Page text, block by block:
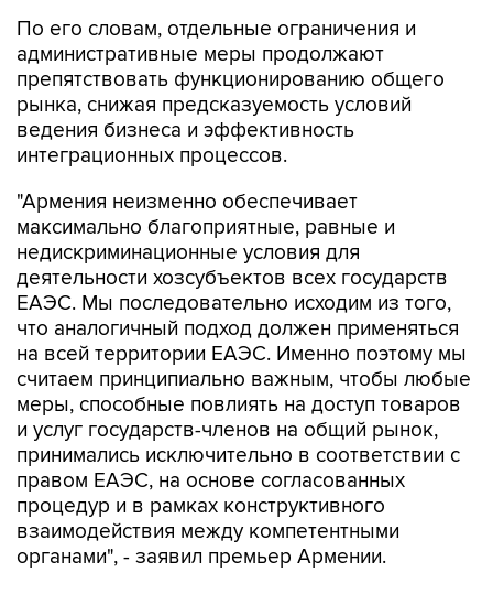
препятствовать функционированию общего
рынка, снижая предсказуемость условий
ведения бизнеса и эффективность
интеграционных процессов.
"Армения неизменно обеспечивает
недискриминационные условия для
деятельности хозсубъектов всех государств
ЕАЭС. Мы последовательно исходим из того,
что аналогичный подход должен применяться
на всей территории ЕАЭС. Именно поэтому мы
считаем принципиально важным, чтобы любые
меры, способные повлиять на доступ товаров
и услуг государств-членов на общий рынок,
принимались исключительно в соответствии с
правом ЕАЭС, на основе согласованных
процедур и в рамках конструктивного
взаимодействия между компетентными
органами", - заявил премьер Армении.
Пашинян отметил, что игнорирование